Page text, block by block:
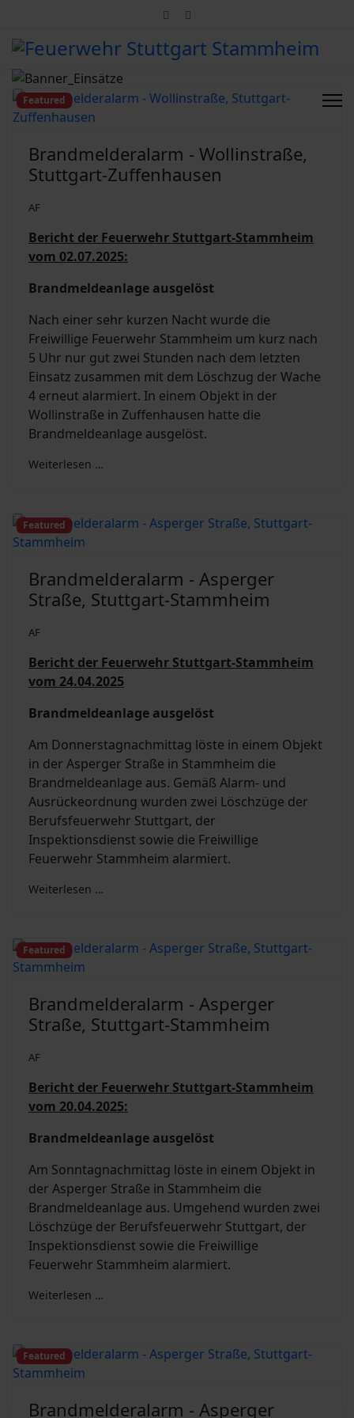
Featured
Brandmelderalarm - Wollinstraße,
Stuttgart-Zuffenhausen
AF
Bericht der Feuerwehr Stuttgart-Stammheim
vom 02.07.2025:
Brandmeldeanlage ausgelöst
Nach einer sehr kurzen Nacht wurde die
Freiwillige Feuerwehr Stammheim um kurz nach
5 Uhr nur gut zwei Stunden nach dem letzten
Einsatz zusammen mit dem Löschzug der Wache
4 erneut alarmiert. In einem Objekt in der
Wollinstraße in Zuffenhausen hatte die
Brandmeldeanlage ausgelöst.
Weiterlesen …
Featured
Brandmelderalarm - Asperger
Straße, Stuttgart-Stammheim
AF
Bericht der Feuerwehr Stuttgart-Stammheim
vom 24.04.2025
Brandmeldeanlage ausgelöst
Am Donnerstagnachmittag löste in einem Objekt
in der Asperger Straße in Stammheim die
Brandmeldeanlage aus. Gemäß Alarm- und
Ausrückeordnung wurden zwei Löschzüge der
Berufsfeuerwehr Stuttgart, der
Inspektionsdienst sowie die Freiwillige
Feuerwehr Stammheim alarmiert.
Weiterlesen …
Featured
Brandmelderalarm - Asperger
Straße, Stuttgart-Stammheim
AF
Bericht der Feuerwehr Stuttgart-Stammheim
vom 20.04.2025:
Brandmeldeanlage ausgelöst
Am Sonntagnachmittag löste in einem Objekt in
der Asperger Straße in Stammheim die
Brandmeldeanlage aus. Umgehend wurden zwei
Löschzüge der Berufsfeuerwehr Stuttgart, der
Inspektionsdienst sowie die Freiwillige
Feuerwehr Stammheim alarmiert.
Weiterlesen …
Featured
Brandmelderalarm - Asperger